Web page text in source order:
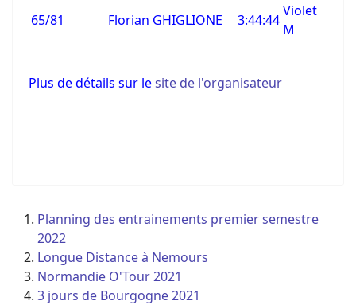
65/81 Florian GHIGLIONE 3:44:44
Violet
M
Plus de détails sur lesite de l'organisateur
Planning des entrainements premier semestre
2022
Longue Distance à Nemours
Normandie O'Tour 2021
3 jours de Bourgogne 2021